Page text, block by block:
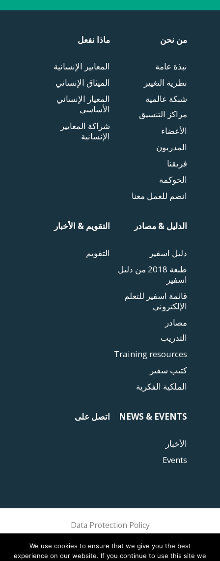
من نحن
نبذة عامة
نظرية التغيير
شبكة عالمية
مراكز التنسيق
الأعضاء
المدربون
فريقنا
الحوكمة
انضم للعمل معنا
ماذا نفعل
المعايير الإنسانية
الميثاق الإنساني
المعيار الإنساني
الأساسي
شراكة المعايير
الإنسانية
الدليل & مصادر
دليل اسفير
طبعة 2018 من دليل
اسفير
قائمة اسفير للتعلم
الإلكتروني
مصادر
التدريب
Training resources
كتيب سفير
الملكية الفكرية
التقويم & الأخبار
التقويم
NEWS & EVENTS
الأخبار
Events
اتصل على
Data Protection Policy
We use cookies to ensure that we give you the best
experience on our website. If you continue to use this site we